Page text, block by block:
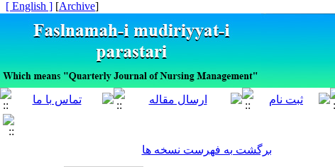
[
Archive
]
[ English ]
برگشت به فهرست نسخه ها